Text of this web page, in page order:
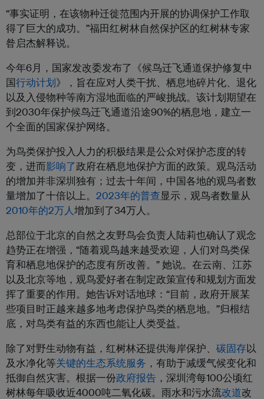
“事实证明，在该物种迁徙范围内开展的协调保护工作取
得了巨大的成功。”福田红树林自然保护区的红树林专家
昝启杰解释说。
今年6月，国家发改委发布了《候鸟迁飞通道保护修复中
国行动计划》，旨在应对人类干扰、栖息地碎片化、退化
以及入侵物种等南方湿地面临的严峻挑战。该计划期望在
到2030年保护候鸟迁飞通道沿途90%的栖息地，建立一
个全面的国家保护网络。
为鸟类保护投入人力的积极结果是公众对保护态度的转
变，进而影响了政府在栖息地保护方面的政策。观鸟活动
的增加并非深圳独有；过去十年间，中国各地的观鸟者数
量增加了十倍以上。 2023年的普查显示，观鸟者数量从
2010年的2万人增加到了34万人。
总部位于北京的自然之友野鸟会负责人陆莉也确认了观念
趋势正在增强，“随着观鸟越来越受欢迎，人们对鸟类保
育和栖息地保护的态度有所改善。” 她说。在云南、江苏
以及北京等地，观鸟爱好者在制定政策宣传和规划方面发
挥了重要的作用。她告诉对话地球：“目前，政府开展某
些项目时正越来越多地考虑保护鸟类的栖息地。”归根结
底，对鸟类有益的东西也能让人类受益。
除了对野生动物有益，红树林还提供海岸保护、 碳固存以
及水净化等关键的生态系统服务 ，有助于减缓气候变化和
抵御自然灾害。根据一份政府报告 ，深圳湾每100公顷红
树林每年吸收近4000吨二氧化碳。雨水和污水流改道改